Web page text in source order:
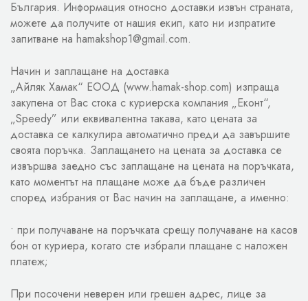
България. Информация относно доставки извън страната,
можете да получите от нашия екип, като ни изпратите
запитване на hamakshop1@gmail.com.
Начин и заплащане на доставка
„Айляк Хамак“ ЕООД (www.hamak-shop.com) изпраща
закупена от Вас стока с куриерска компания „Еконт“,
„Speedy” или еквивалентна такава, като цената за
доставка се калкулира автоматично преди да завършите
своята поръчка. Заплащането на цената за доставка се
извършва заедно със заплащане на цената на поръчката,
като моментът на плащане може да бъде различен
според избрания от Вас начин на заплащане, а именно:
• при получаване на поръчката срещу получаване на касов
бон от куриера, когато сте избрали плащане с наложен
платеж;
При посочени неверен или грешен адрес, лице за